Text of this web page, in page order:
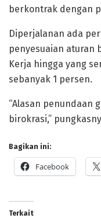
berkontrak dengan
Diperjalanan ada
penyesuaian aturan
Kerja hingga yang
sebanyak 1 persen.
“Alasan penundaan
birokrasi,”
Bagikan ini:
Facebook
Terkait